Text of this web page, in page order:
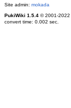
Site admin: mokada
PukiWiki 1.5.4© 2001-2022
convert time: 0.002 sec.